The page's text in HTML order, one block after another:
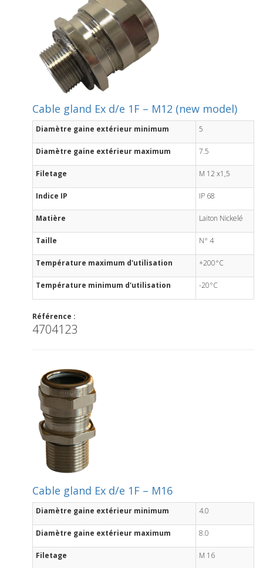
Cable gland Ex d/e 1F – M12 (new model)
Diamètre gaine extérieur minimum 5
Diamètre gaine extérieur maximum 7.5
Filetage M 12 x1,5
Indice IP IP 68
Matière Laiton Nickelé
Taille N° 4
Température maximum d'utilisation +200°C
Température minimum d'utilisation -20°C
Référence :
4704123
Cable gland Ex d/e 1F – M16
Diamètre gaine extérieur minimum 4.0
Diamètre gaine extérieur maximum 8.0
Filetage M 16